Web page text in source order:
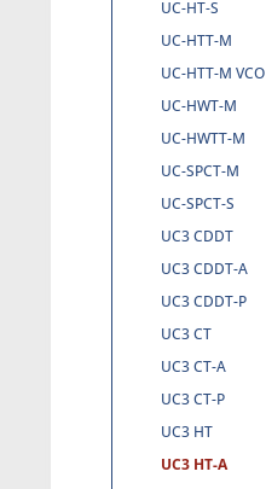
UC-HT-S
UC-HTT-M
UC-HTT-M VCO
UC-HWT-M
UC-HWTT-M
UC-SPCT-M
UC-SPCT-S
UC3 CDDT
UC3 CDDT-A
UC3 CDDT-P
UC3 CT
UC3 CT-A
UC3 CT-P
UC3 HT
UC3 HT-A